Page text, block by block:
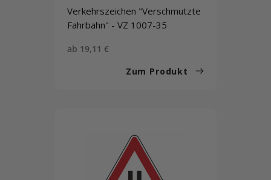
Verkehrszeichen "Verschmutzte
Fahrbahn" - VZ 1007-35
Sonderpreis
ab 19,11 €
Zum Produkt